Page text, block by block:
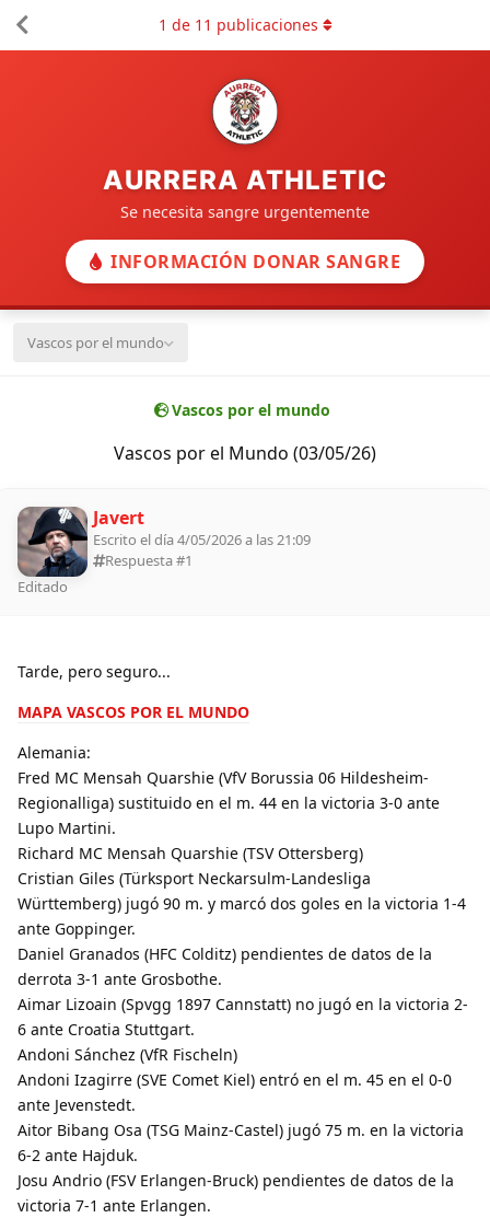
AURRERA ATHLETIC
Se necesita sangre urgentemente
INFORMACIÓN DONAR SANGRE
Vascos por el mundo
Vascos por el mundo
Vascos por el Mundo (03/05/26)
1 de 11 publicaciones
Javert
Escrito el día 4/05/2026 a las 21:09
Respuesta #1
Editado
Tarde, pero seguro...
MAPA VASCOS POR EL MUNDO
Alemania:
Fred MC Mensah Quarshie (VfV Borussia 06 Hildesheim-
Regionalliga) sustituido en el m. 44 en la victoria 3-0 ante
Lupo Martini.
Richard MC Mensah Quarshie (TSV Ottersberg)
Cristian Giles (Türksport Neckarsulm-Landesliga
Württemberg) jugó 90 m. y marcó dos goles en la victoria 1-4
ante Goppinger.
Daniel Granados (HFC Colditz) pendientes de datos de la
derrota 3-1 ante Grosbothe.
Aimar Lizoain (Spvgg 1897 Cannstatt) no jugó en la victoria 2-
6 ante Croatia Stuttgart.
Andoni Sánchez (VfR Fischeln)
Andoni Izagirre (SVE Comet Kiel) entró en el m. 45 en el 0-0
ante Jevenstedt.
Aitor Bibang Osa (TSG Mainz-Castel) jugó 75 m. en la victoria
6-2 ante Hajduk.
Josu Andrio (FSV Erlangen-Bruck) pendientes de datos de la
victoria 7-1 ante Erlangen.